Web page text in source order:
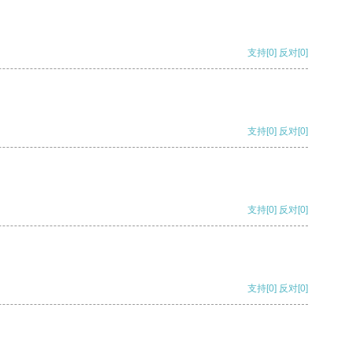
支持[0] 反对[0]
支持[0] 反对[0]
支持[0] 反对[0]
支持[0] 反对[0]